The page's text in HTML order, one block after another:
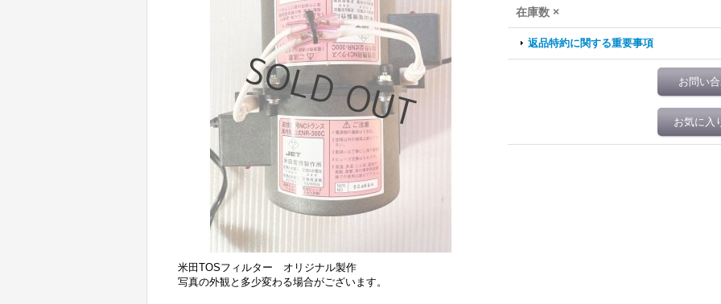
在庫数 ×
返品特約に関する重要事項
お問い
お気に入
米田TOSフィルター オリジナル製作
写真の外観と多少変わる場合がございます。